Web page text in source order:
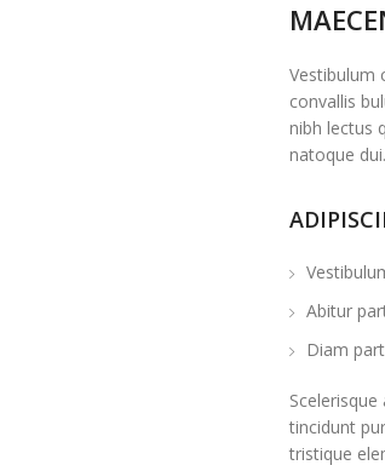
Vestibulum
convallis
nibh lectus
natoque dui.
Abitur
Diam
tincidunt
tristique